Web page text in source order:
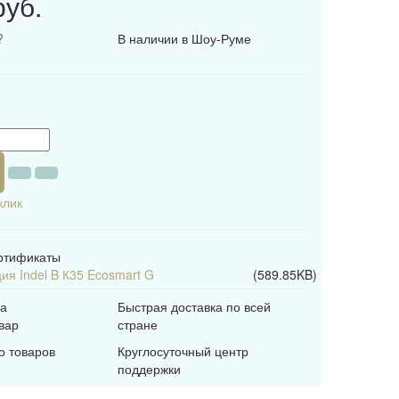
В наличии в Шоу-Руме
Indel B К35 Ecosmart G
(589.85KB)
Быстрая доставка по всей
стране
товаров
Круглосуточный центр
поддержки